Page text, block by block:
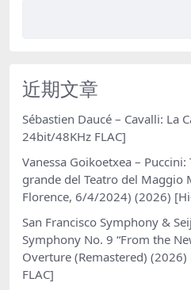
近期文章
Sébastien Daucé – Cavalli: La
24bit/48KHz FLAC]
Vanessa Goikoetxea – Puccini:
grande del Teatro del Maggio
Florence, 6/4/2024) (2026)
San Francisco Symphony &
Symphony No. 9 “From the
Overture (Remastered)
FLAC]